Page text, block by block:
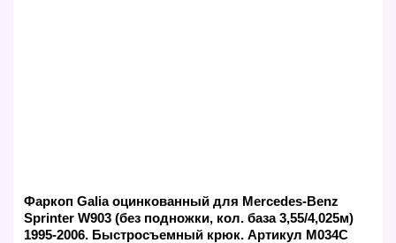
Фаркоп Galia оцинкованный для Mercedes-Benz
Sprinter W903 (без подножки, кол. база 3,55/4,025м)
1995-2006. Быстросъемный крюк. Артикул M034C